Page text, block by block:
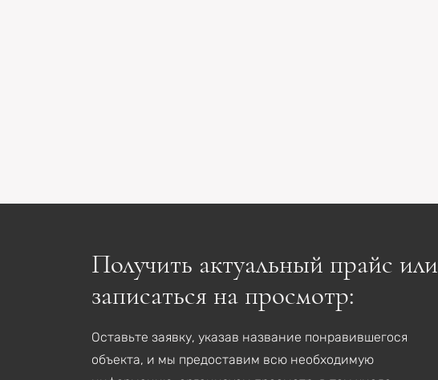
Получить актуальный прайс или
записаться на просмотр:
Оставьте заявку, указав название понравившегося
объекта, и мы предоставим всю необходимую